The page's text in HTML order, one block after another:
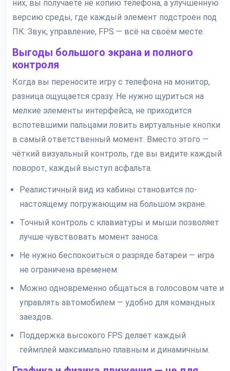
них, вы получаете не копию телефона, а улучшенную
версию среды, где каждый элемент подстроен под
ПК. Звук, управление, FPS — всё на своём месте.
Выгоды большого экрана и полного
контроля
Когда вы переносите игру с телефона на монитор,
разница ощущается сразу. Не нужно щуриться на
мелкие элементы интерфейса, не приходится
вспотевшими пальцами ловить виртуальные кнопки
в самый ответственный момент. Вместо этого —
чёткий визуальный контроль, где вы видите каждый
поворот, каждый выступ асфальта.
Реалистичный вид из кабины становится по-
настоящему погружающим на большом экране.
Точный контроль с клавиатуры и мыши позволяет
лучше чувствовать момент заноса.
Не нужно беспокоиться о разряде батареи — игра
не ограничена временем.
Можно одновременно общаться в голосовом чате и
управлять автомобилем — удобно для командных
заездов.
Поддержка высокого FPS делает каждый
геймплей максимально плавным и динамичным.